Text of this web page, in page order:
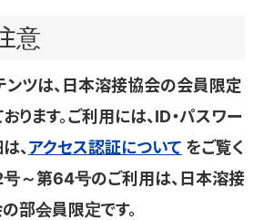
ド
規格
ガス切断
溶接記号
ト
意
ンツは、日本溶接協会の会員限定
ります。ご利用には、ID・パスワー
、アクセス認証について をご覧く
号～第64号のご利用は、日本溶接
部会員限定です。